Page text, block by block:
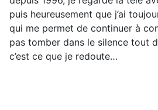
puis heureusement que j’ai
qui me permet de continuer à
pas tomber dans le silence tout
c’est ce que je redoute…